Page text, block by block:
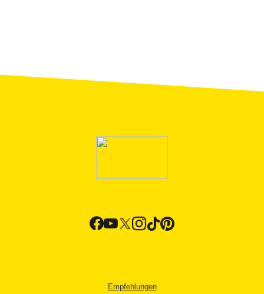
Empfehlungen